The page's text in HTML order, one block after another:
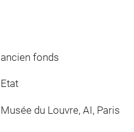
ancien fonds
Etat
Musée du Louvre, AI, Paris